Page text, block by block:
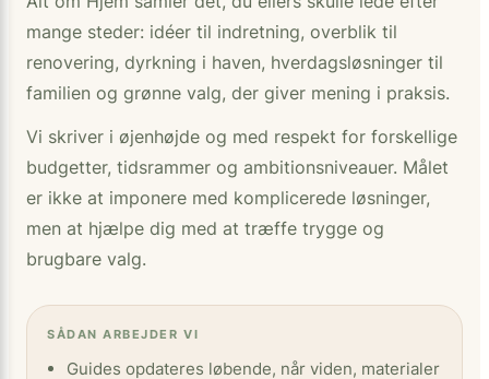
mange steder: idéer til indretning, overblik til
renovering, dyrkning i haven, hverdagsløsninger til
familien og grønne valg, der giver mening i praksis.
Vi skriver i øjenhøjde og med respekt for forskellige
budgetter, tidsrammer og ambitionsniveauer. Målet
er ikke at imponere med komplicerede løsninger,
men at hjælpe dig med at træffe trygge og
brugbare valg.
SÅDAN ARBEJDER VI
Guides opdateres løbende, når viden, materialer